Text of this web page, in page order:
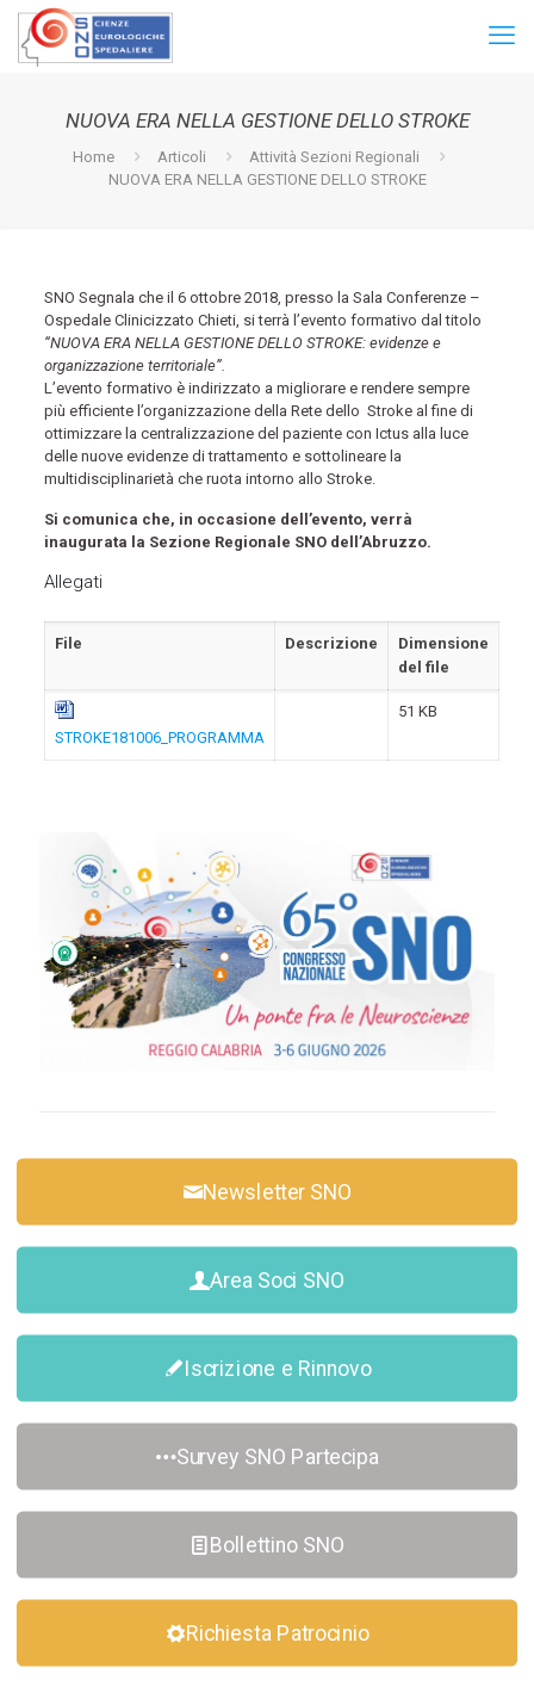
NUOVA ERA NELLA GESTIONE DELLO STROKE
Home Articoli
Attività Sezioni Regionali
NUOVA ERA NELLA GESTIONE DELLO STROKE
SNO Segnala che il 6 ottobre 2018, presso la Sala Conferenze –
Ospedale Clinicizzato Chieti, si terrà l’evento formativo dal titolo
“NUOVA ERA NELLA GESTIONE DELLO STROKE: evidenze e
organizzazione territoriale”.
L’evento formativo è indirizzato a migliorare e rendere sempre
più efficiente l’organizzazione della Rete dello Stroke al fine di
ottimizzare la centralizzazione del paziente con Ictus alla luce
delle nuove evidenze di trattamento e sottolineare la
multidisciplinarietà che ruota intorno allo Stroke.
Si comunica che, in occasione dell’evento, verrà
inaugurata la Sezione Regionale SNO dell’Abruzzo.
Allegati
File Descrizione
Dimensione
del file
STROKE181006_PROGRAMMA
51 KB
Newsletter SNO
Area Soci SNO
Iscrizione e Rinnovo
Survey SNO Partecipa
Bollettino SNO
Richiesta Patrocinio